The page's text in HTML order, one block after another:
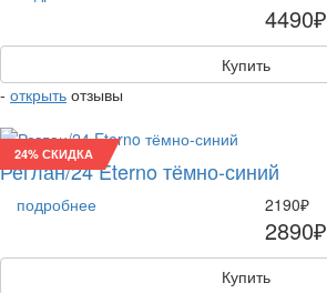
4490₽
Купить
- открыть отзывы
24% СКИДКА
Реглан/24 Eterno тёмно-синий
подробнее 2190₽
2890₽
Купить